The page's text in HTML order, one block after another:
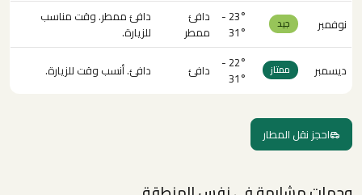
نوفمبر جيد
23° -
31°
دافئ
ممطر
دافئ ممطر. وقت مناسب
للزيارة.
ديسمبر
ممتاز
22° -
31°
دافئ دافئ. أنسب وقت للزيارة.
احجز نقل المطار